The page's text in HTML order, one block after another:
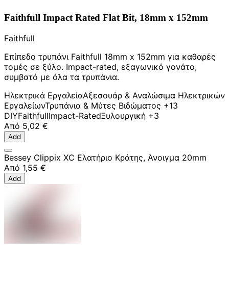
Faithfull Impact Rated Flat Bit, 18mm x 152mm
Faithfull
Επίπεδο τρυπάνι Faithfull 18mm x 152mm για καθαρές
τομές σε ξύλο. Impact-rated, εξαγωνικό γονάτο,
συμβατό με όλα τα τρυπάνια.
Ηλεκτρικά ΕργαλείαΑξεσουάρ & Αναλώσιμα Ηλεκτρικών
ΕργαλείωνΤρυπάνια & Μύτες Βιδώματος +13
DIYFaithfullImpact-RatedΞυλουργική +3
Από 5,02 €
Add
Bessey Clippix XC Ελατήριο Κράτης, Άνοιγμα 20mm
Από 1,55 €
Add